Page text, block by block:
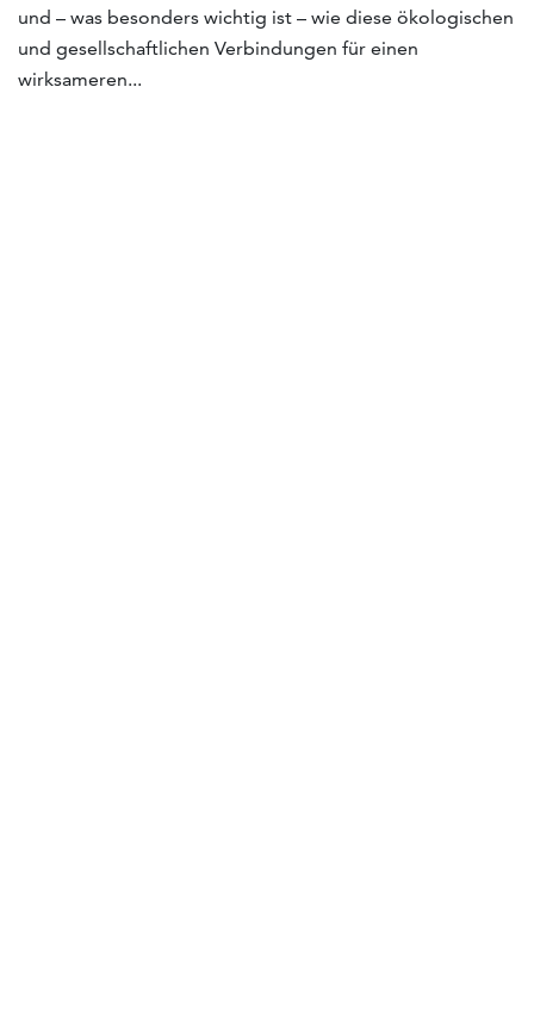
und – was besonders wichtig ist – wie diese ökologischen
und gesellschaftlichen Verbindungen für einen
wirksameren...